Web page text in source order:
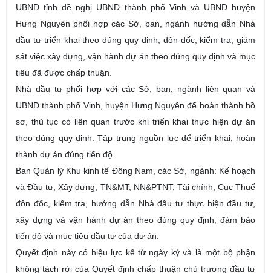
UBND tỉnh đề nghị UBND thành phố Vinh và UBND huyện
Hưng Nguyên phối hợp các Sở, ban, ngành hướng dẫn Nhà
đầu tư triển khai theo đúng quy định; đôn đốc, kiểm tra, giám
sát việc xây dựng, vận hành dự án theo đúng quy định và mục
tiêu đã được chấp thuận.
Nhà đầu tư phối hợp với các Sở, ban, ngành liên quan và
UBND thành phố Vinh, huyện Hưng Nguyên để hoàn thành hồ
sơ, thủ tục có liên quan trước khi triển khai thực hiện dự án
theo đúng quy định. Tập trung nguồn lực để triển khai, hoàn
thành dự án đúng tiến độ.
Ban Quản lý Khu kinh tế Đông Nam, các Sở, ngành: Kế hoạch
và Đầu tư, Xây dựng, TN&MT, NN&PTNT, Tài chính, Cục Thuế
đôn đốc, kiểm tra, hướng dẫn Nhà đầu tư thực hiện đầu tư,
xây dựng và vận hành dự án theo đúng quy định, đảm bảo
tiến độ và mục tiêu đầu tư của dự án.
Quyết định này có hiệu lực kể từ ngày ký và là một bộ phận
không tách rời của Quyết định chấp thuận chủ trương đầu tư